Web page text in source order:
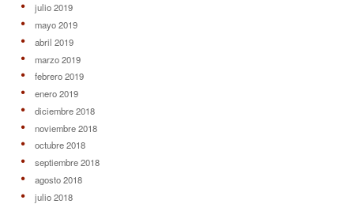
julio 2019
mayo 2019
abril 2019
marzo 2019
febrero 2019
enero 2019
diciembre 2018
noviembre 2018
octubre 2018
septiembre 2018
agosto 2018
julio 2018